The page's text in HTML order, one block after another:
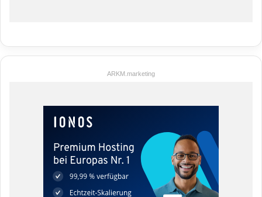
ARKM.marketing